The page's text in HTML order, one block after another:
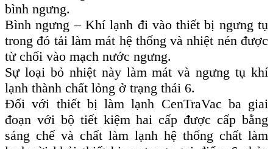
bình ngưng.
Bình ngưng – Khí lạnh đi vào thiết bị ngưng tụ
trong đó tải làm mát hệ thống và nhiệt nén được
từ chối vào mạch nước ngưng.
Sự loại bỏ nhiệt này làm mát và ngưng tụ khí
lạnh thành chất lỏng ở trạng thái 6.
Đối với thiết bị làm lạnh CenTraVac ba giai
đoạn với bộ tiết kiệm hai cấp được cấp bằng
sáng chế và chất làm lạnh hệ thống chất làm